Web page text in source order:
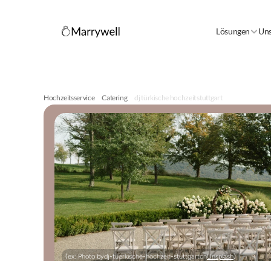
Lösungen
Hochzeitsservice Catering dj türkische hochzeit stuttgart
(ex: Photo bydj-tuerkische-hochzeit-stuttgartonUnsplash)